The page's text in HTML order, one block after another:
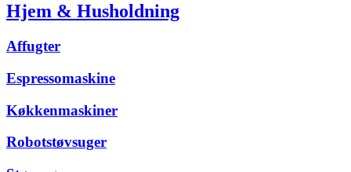
Hjem & Husholdning
Affugter
Espressomaskine
Køkkenmaskiner
Robotstøvsuger